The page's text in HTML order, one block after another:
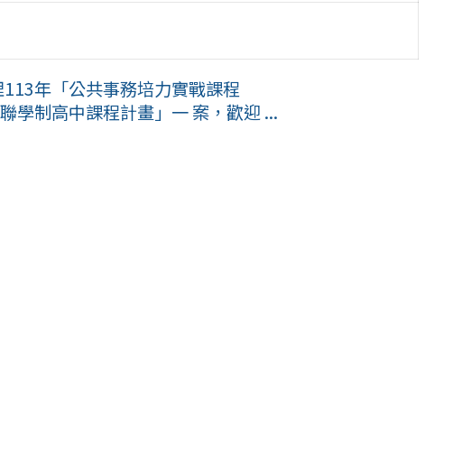
113年「公共事務培力實戰課程
學制高中課程計畫」一 案，歡迎 ...